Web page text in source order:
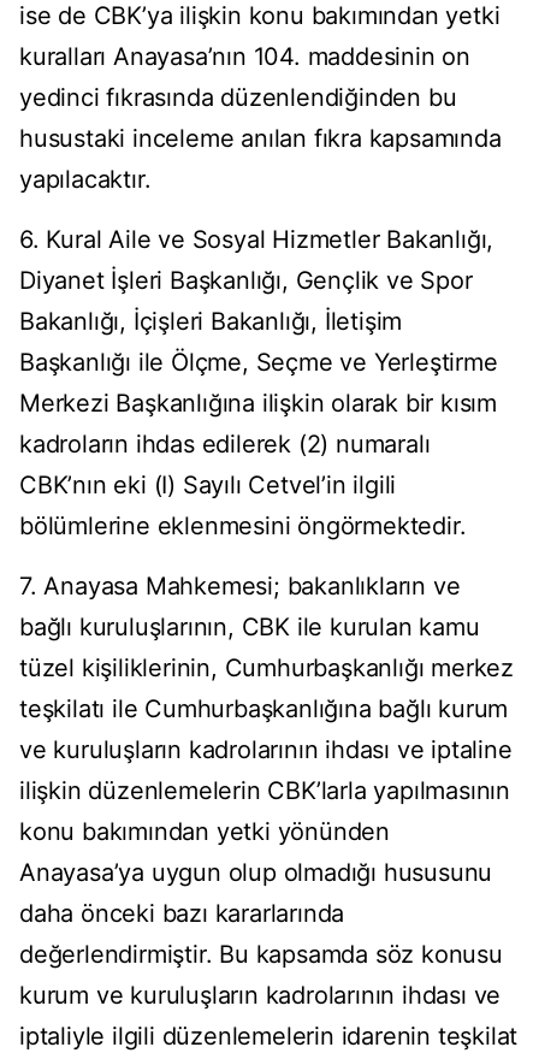
ise de CBK’ya ilişkin konu bakımından yetki
kuralları Anayasa’nın 104. maddesinin on
yedinci fıkrasında düzenlendiğinden bu
husustaki inceleme anılan fıkra kapsamında
yapılacaktır.
6. Kural Aile ve Sosyal Hizmetler Bakanlığı,
Diyanet İşleri Başkanlığı, Gençlik ve Spor
Bakanlığı, İçişleri Bakanlığı, İletişim
Başkanlığı ile Ölçme, Seçme ve Yerleştirme
Merkezi Başkanlığına ilişkin olarak bir kısım
kadroların ihdas edilerek (2) numaralı
CBK’nın eki (I) Sayılı Cetvel’in ilgili
bölümlerine eklenmesini öngörmektedir.
7. Anayasa Mahkemesi; bakanlıkların ve
bağlı kuruluşlarının, CBK ile kurulan kamu
tüzel kişiliklerinin, Cumhurbaşkanlığı merkez
teşkilatı ile Cumhurbaşkanlığına bağlı kurum
ve kuruluşların kadrolarının ihdası ve iptaline
ilişkin düzenlemelerin CBK’larla yapılmasının
konu bakımından yetki yönünden
Anayasa’ya uygun olup olmadığı hususunu
daha önceki bazı kararlarında
değerlendirmiştir. Bu kapsamda söz konusu
kurum ve kuruluşların kadrolarının ihdası ve
iptaliyle ilgili düzenlemelerin idarenin teşkilat